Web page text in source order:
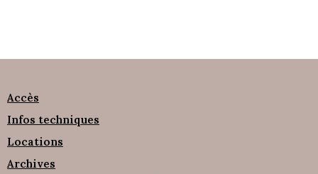
Accès
Infos techniques
Locations
Archives